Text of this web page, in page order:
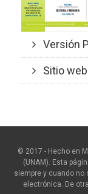
Versión
Sitio web
© 2017 - Hecho en
(UNAM). Esta
siempre y cuando
electrónica. De